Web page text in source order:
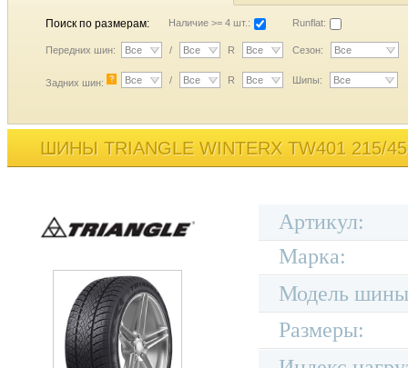
Поиск по размерам: Наличие >= 4 шт.: Runflat:
Передних шин: Все / Все R Все Сезон: Все
Задних шин: ? Все / Все R Все Шипы: Все
ШИНЫ TRIANGLE WINTERX TW401 215/
Артикул:
Марка:
Модель
Размеры: